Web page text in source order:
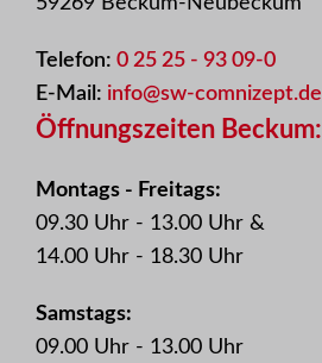
Telefon: 0 25 25 - 93 09-0
E-Mail: info@sw-comnizept.de
Öffnungszeiten Beckum:
Montags - Freitags:
09.30 Uhr - 13.00 Uhr &
14.00 Uhr - 18.30 Uhr
Samstags:
09.00 Uhr - 13.00 Uhr